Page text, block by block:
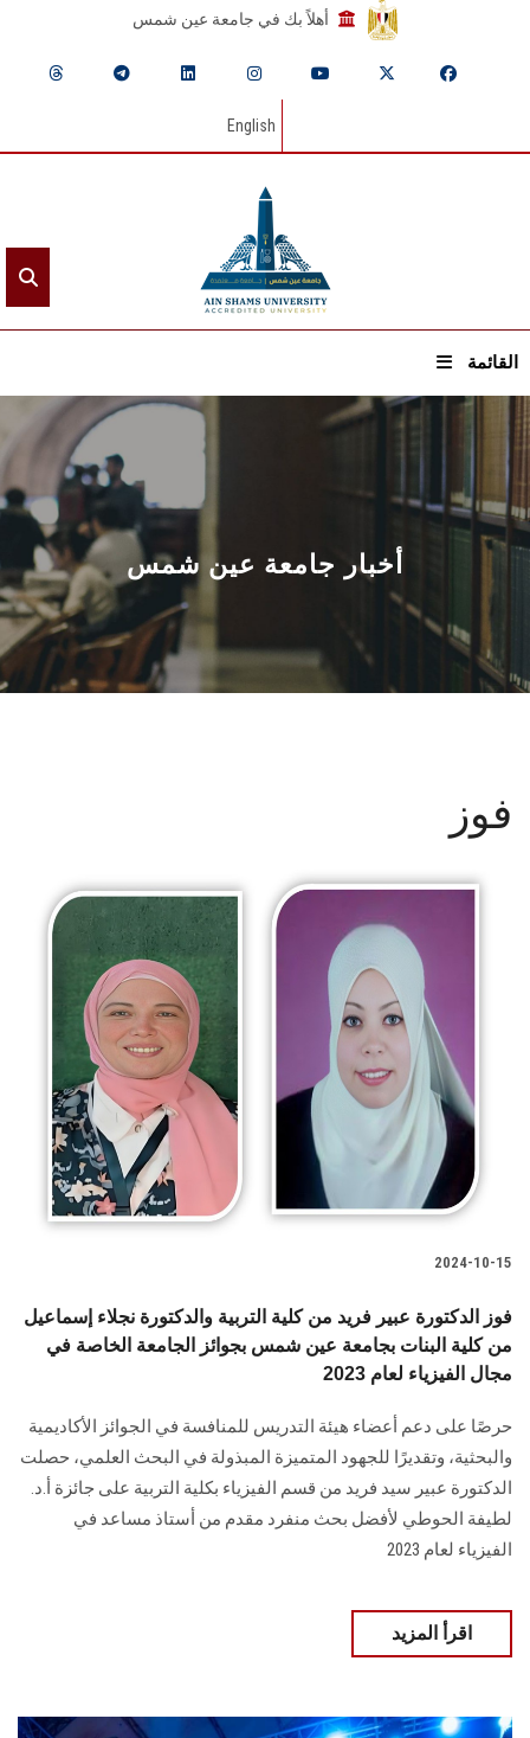
أهلاً بك في جامعة عين شمس
English
القائمة
الرئيسيـة
عن الجامعة
القطاعـات
الشئون الأكاديمية
البحث العلمي
الأنظمة الذكية
تواصل معنا
الطلاب
هيئة التدريس
الدراسات العليا
الموظفون
سجل الان
أخبار جامعة عين شمس
فوز
2024-10-15
فوز الدكتورة عبير فريد من كلية التربية والدكتورة نجلاء إسماعيل
من كلية البنات بجامعة عين شمس بجوائز الجامعة الخاصة في
مجال الفيزياء لعام 2023
حرصًا على دعم أعضاء هيئة التدريس للمنافسة في ‏الجوائز الأكاديمية
والبحثية، وتقديرًا للجهود المتميزة المبذولة في البحث العلمي، حصلت
‏الدكتورة عبير سيد فريد من قسم الفيزياء بكلية التربية على جائزة أ.د.
لطيفة ‏الحوطي لأفضل بحث منفرد مقدم من أستاذ مساعد في
الفيزياء لعام 2023‏
اقرأ المزيد